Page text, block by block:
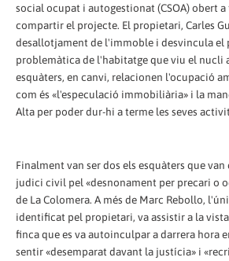
social ocupat i autogestionat (CSOA) obert
compartir el projecte. El propietari, Carles
desallotjament de l'immoble i desvincula el
problemàtica de l'habitatge que viu el nucli
esquàters, en canvi, relacionen l'ocupació
com és «l'especulació immobiliària» i la
Alta per poder dur-hi a terme les seves
Finalment van ser dos els esquàters que
judici civil pel «desnonament per precari o
de La Colomera. A més de Marc Rebollo,
identificat pel propietari, va assistir a la
finca que es va autoinculpar a darrera hora
sentir «desemparat davant la justícia» i